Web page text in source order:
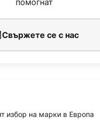
Свържете се с нас
избор на марки в Европа